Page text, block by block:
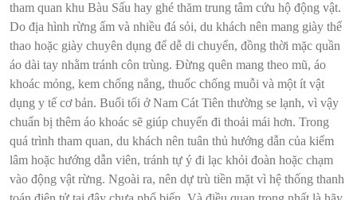
tham quan khu Bàu Sấu hay ghé thăm trung tâm cứu hộ động vật.
Do địa hình rừng ẩm và nhiều đá sỏi, du khách nên mang giày thể
thao hoặc giày chuyên dụng để dễ di chuyển, đồng thời mặc quần
áo dài tay nhằm tránh côn trùng. Đừng quên mang theo mũ, áo
khoác mỏng, kem chống nắng, thuốc chống muỗi và một ít vật
dụng y tế cơ bản. Buổi tối ở Nam Cát Tiên thường se lạnh, vì vậy
chuẩn bị thêm áo khoác sẽ giúp chuyến đi thoải mái hơn. Trong
quá trình tham quan, du khách nên tuân thủ hướng dẫn của kiểm
lâm hoặc hướng dẫn viên, tránh tự ý đi lạc khỏi đoàn hoặc chạm
vào động vật rừng. Ngoài ra, nên dự trù tiền mặt vì hệ thống thanh